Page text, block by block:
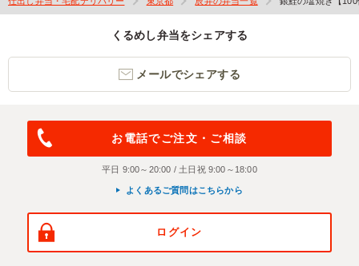
くるめし弁当をシェアする
メールでシェアする
お電話でご注文・ご相談
平日 9:00～20:00 / 土日祝 9:00～18:00
よくあるご質問はこちらから
ログイン